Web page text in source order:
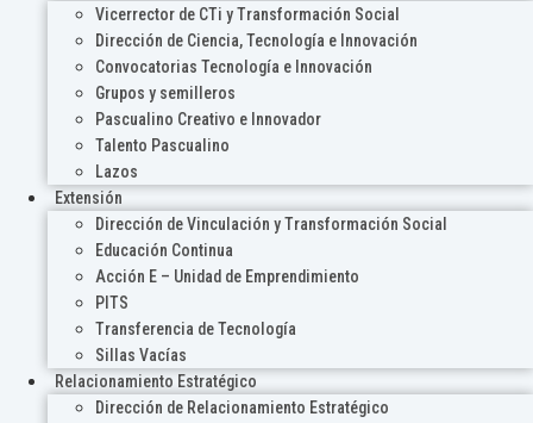
Vicerrector de CTi y Transformación Social
Dirección de Ciencia, Tecnología e Innovación
Convocatorias Tecnología e Innovación
Grupos y semilleros
Pascualino Creativo e Innovador
Talento Pascualino
Lazos
Extensión
Dirección de Vinculación y Transformación Social
Educación Continua
Acción E – Unidad de Emprendimiento
PITS
Transferencia de Tecnología
Sillas Vacías
Relacionamiento Estratégico
Dirección de Relacionamiento Estratégico